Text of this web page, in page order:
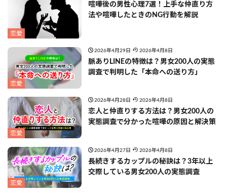
恋愛
喧嘩後の男性心理7選！上手な仲直り方
法や喧嘩したときのNG行動を解説
恋愛
2026年4月29日 2026年4月8日
脈ありLINEの特徴は？男女200人の実態
調査で判明した「本命への送り方」
恋愛
2026年4月28日 2026年4月8日
恋人と仲直りする方法は？男女200人の
実態調査で分かった喧嘩の原因と解決策
恋愛
2026年4月27日 2026年4月8日
長続きするカップルの秘訣は？3年以上
交際している男女200人の実態調査